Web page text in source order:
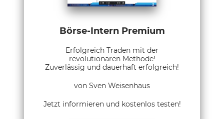
Börse-Intern Premium
Erfolgreich Traden mit der
revolutionären Methode!
Zuverlässig und dauerhaft erfolgreich!
von Sven Weisenhaus
Jetzt informieren und kostenlos testen!